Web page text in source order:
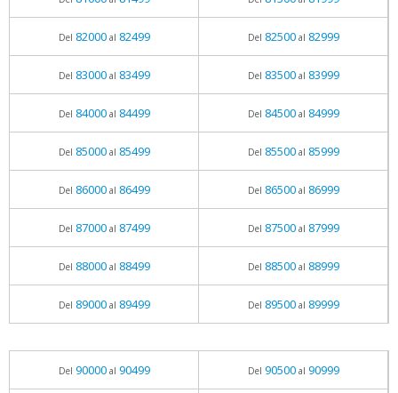
Del 82000al 82499 Del 82500al 82999
Del 83000al 83499 Del 83500al 83999
Del 84000al 84499 Del 84500al 84999
Del 85000al 85499 Del 85500al 85999
Del 86000al 86499 Del 86500al 86999
Del 87000al 87499 Del 87500al 87999
Del 88000al 88499 Del 88500al 88999
Del 89000al 89499 Del 89500al 89999
Del 90000al 90499 Del 90500al 90999